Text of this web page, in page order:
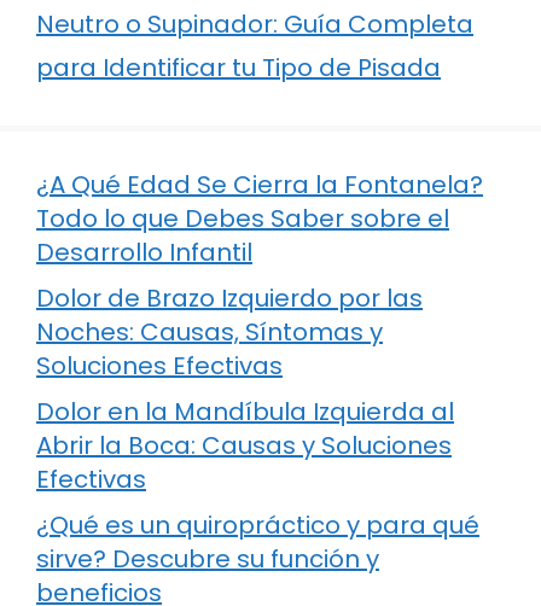
Neutro o Supinador: Guía Completa
para Identificar tu Tipo de Pisada
¿A Qué Edad Se Cierra la Fontanela?
Todo lo que Debes Saber sobre el
Desarrollo Infantil
Dolor de Brazo Izquierdo por las
Noches: Causas, Síntomas y
Soluciones Efectivas
Dolor en la Mandíbula Izquierda al
Abrir la Boca: Causas y Soluciones
Efectivas
¿Qué es un quiropráctico y para qué
sirve? Descubre su función y
beneficios